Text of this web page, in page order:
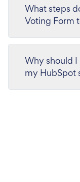
What steps
Voting Form
Why should I
my HubSpot